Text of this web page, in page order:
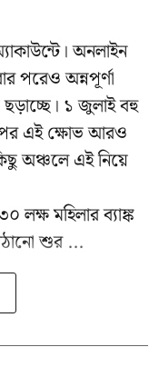
অনলাইন
পরেও অন্নপূর্ণা
১ জুলাই বহু
পর এই ক্ষোভ আরও
অঞ্চলে এই নিয়ে
লক্ষ মহিলার ব্যাঙ্ক
শুর ...